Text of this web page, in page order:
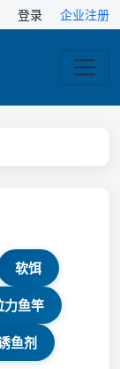
登录 企业注册
软饵
力鱼竿
鱼剂